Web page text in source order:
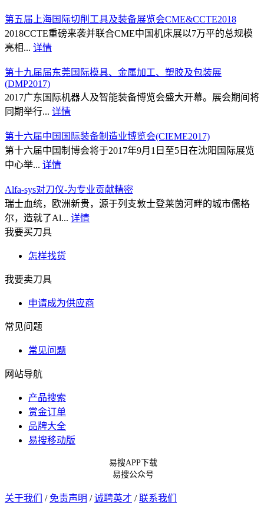
第五届上海国际切削工具及装备展览会CME&CCTE2018
2018CCTE重磅来袭并联合CME中国机床展以7万平的总规模
亮相... 详情
第十九届届东莞国际模具、金属加工、塑胶及包装展
(DMP2017)
2017广东国际机器人及智能装备博览会盛大开幕。展会期间将
同期举行... 详情
第十六届中国国际装备制造业博览会(CIEME2017)
第十六届中国制博会将于2017年9月1日至5日在沈阳国际展览
中心举... 详情
Alfa-sys对刀仪-为专业贡献精密
瑞士血统，欧洲新贵，源于列支敦士登莱茵河畔的城市儒格
尔，造就了Al... 详情
我要买刀具
怎样找货
我要卖刀具
申请成为供应商
常见问题
常见问题
网站导航
产品搜索
赏金订单
品牌大全
易搜移动版
易搜APP下载
易搜公众号
关于我们 / 免责声明 / 诚聘英才 / 联系我们